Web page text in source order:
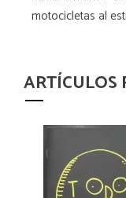
motocicletas al
ARTÍCULOS